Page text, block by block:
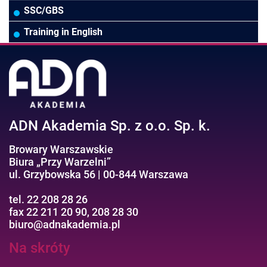
Wodociągi/Kanalizacja
Pozostałe branże
Pozostałe
Prawo pracy
Asystentka/Sekretarka
Efektywność osobista//Wellbeing
MS 365/SharePoint/Bazy danych
MS Project/Word/PowerPoint
SSC/GBS
Training in English
ADN Akademia Sp. z o.o. Sp. k.
Browary Warszawskie
Biura „Przy Warzelni”
ul. Grzybowska 56 | 00-844 Warszawa
tel. 22 208 28 26
fax 22 211 20 90, 208 28 30
biuro@adnakademia.pl
Na skróty